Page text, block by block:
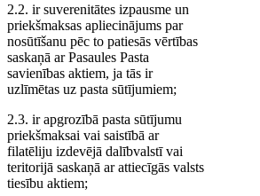
2.2. ir suverenitātes izpausme un
priekšmaksas apliecinājums par
nosūtīšanu pēc to patiesās vērtības
saskaņā ar Pasaules Pasta
savienības aktiem, ja tās ir
uzlīmētas uz pasta sūtījumiem;
2.3. ir apgrozībā pasta sūtījumu
priekšmaksai vai saistībā ar
filatēliju izdevējā dalībvalstī vai
teritorijā saskaņā ar attiecīgās valsts
tiesību aktiem;